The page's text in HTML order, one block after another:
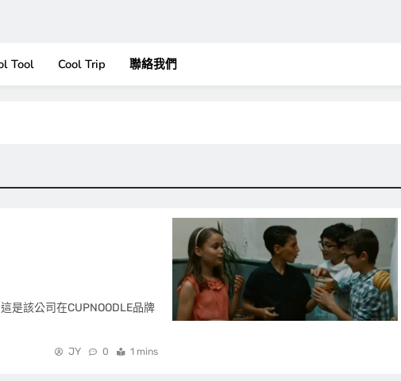
Tool Cool Trip 聯絡我們
是該公司在CUPNOODLE品牌
JY 0 1 mins